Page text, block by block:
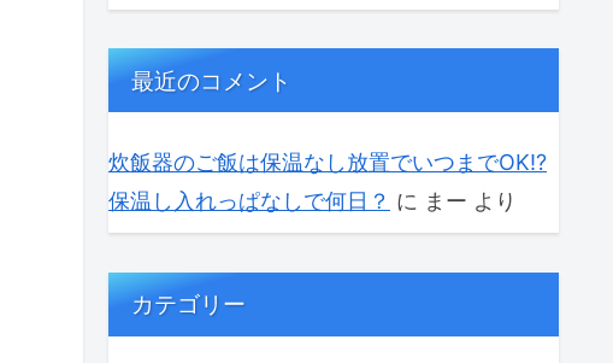
最近のコメント
炊飯器のご飯は保温なし放置でいつまでOK⁉
保温し入れっぱなしで何日？ に まー より
カテゴリー